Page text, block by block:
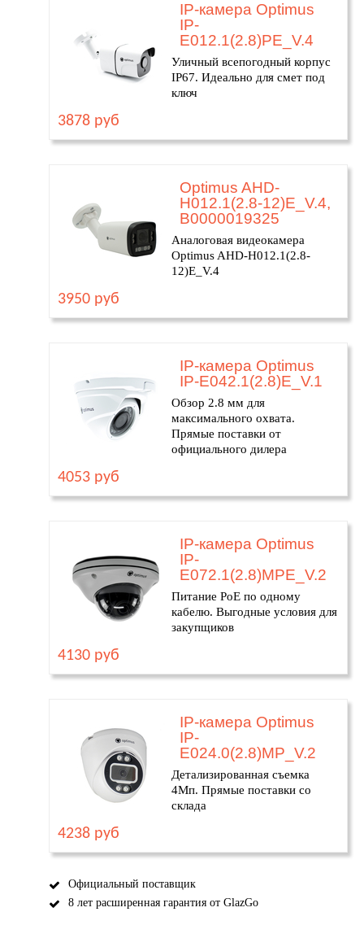
IP-камера Optimus
IP-
E012.1(2.8)PE_V.4
Уличный всепогодный корпус
IP67. Идеально для смет под
ключ
3878 руб
Optimus AHD-
H012.1(2.8-12)E_V.4,
В0000019325
Аналоговая видеокамера
Optimus AHD-H012.1(2.8-
12)E_V.4
3950 руб
IP-камера Optimus
IP-E042.1(2.8)E_V.1
Обзор 2.8 мм для
максимального охвата.
Прямые поставки от
официального дилера
4053 руб
IP-камера Optimus
IP-
E072.1(2.8)MPE_V.2
Питание PoE по одному
кабелю. Выгодные условия для
закупщиков
4130 руб
IP-камера Optimus
IP-
E024.0(2.8)MP_V.2
Детализированная съемка
4Мп. Прямые поставки со
склада
4238 руб
Официальный поставщик
8 лет расширенная гарантия от GlazGo